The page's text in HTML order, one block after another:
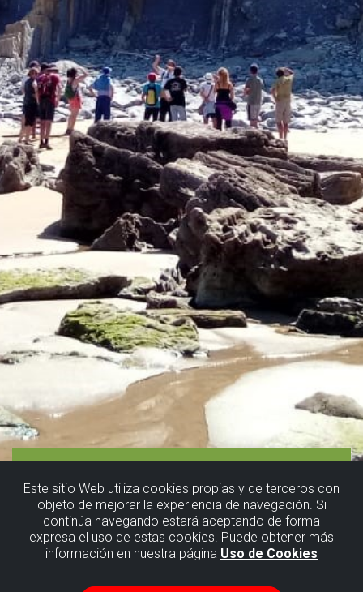
Este sitio Web utiliza cookies propias y de terceros con
objeto de mejorar la experiencia de navegación. Si
continúa navegando estará aceptando de forma
expresa el uso de estas cookies. Puede obtener más
información en nuestra página Uso de Cookies